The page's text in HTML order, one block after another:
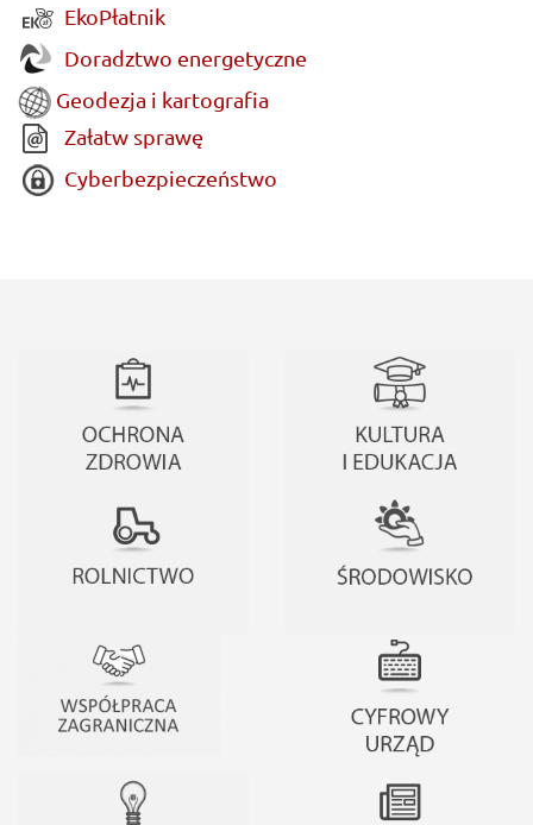
EkoPłatnik
Doradztwo energetyczne
Geodezja i kartografia
Załatw sprawę
Cyberbezpieczeństwo